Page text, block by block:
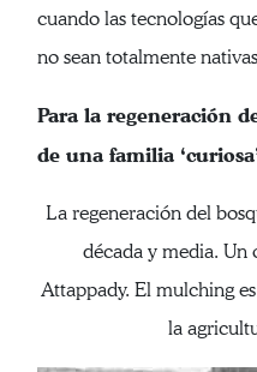
cuando las tecnologías
no sean totalmente
Para la regeneración
de una familia
La regeneración del
década y media. Un
Attappady. El mulching
la